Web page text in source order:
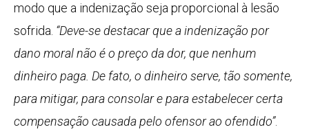
modo que a indenização seja proporcional à lesão
sofrida. “Deve-se destacar que a indenização por
dano moral não é o preço da dor, que nenhum
dinheiro paga. De fato, o dinheiro serve, tão somente,
para mitigar, para consolar e para estabelecer certa
compensação causada pelo ofensor ao ofendido”.